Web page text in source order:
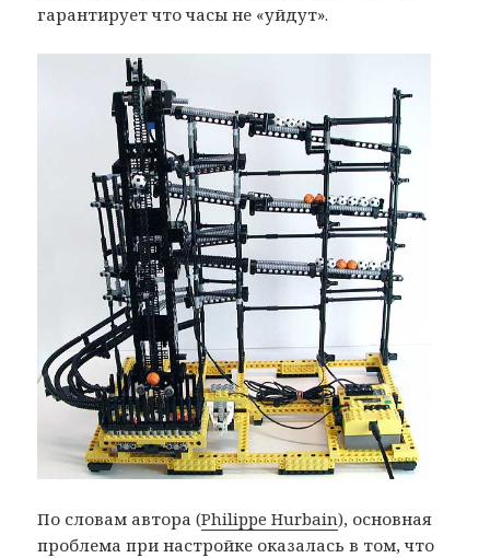
гарантирует что часы не «уйдут».
По словам автора (Philippe Hurbain), основная
проблема при настройке оказалась в том, что